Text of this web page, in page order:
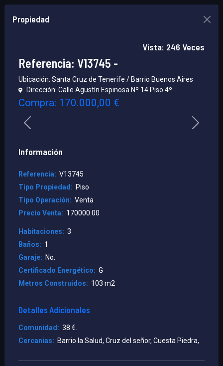
Propiedad
Vista: 246 Veces
Referencia: V13745 -
Ubicación: Santa Cruz de Tenerife / Barrio Buenos Aires
Dirección: Calle Agustín Espinosa Nº 14 Piso 4º.
Compra: 170.000,00 €
Previous Next
Información
Referencia: V13745
Tipo Propiedad: Piso
Tipo Operación: Venta
Precio Venta: 170000.00
Habitaciones: 3
Baños: 1
Garaje: No.
Certificado Energético: G
Metros Construidos: 103 m2
Detalles Adicionales
Comunidad: 38 €.
Cercanias: Barrio la Salud, Cruz del señor, Cuesta Piedra,
¡TENEMOS LA PROPIEDAD IDEAL
PARA TI!
Por favor, seleccione las opciones para
realizar una busqueda de propiedades.
Seleccionar
Tipo de Operación
Seleccionar